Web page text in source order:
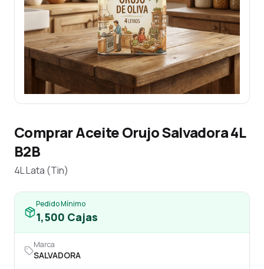
Comprar Aceite Orujo Salvadora 4L
B2B
4L Lata (Tin)
Pedido Mínimo
1,500 Cajas
Marca
SALVADORA